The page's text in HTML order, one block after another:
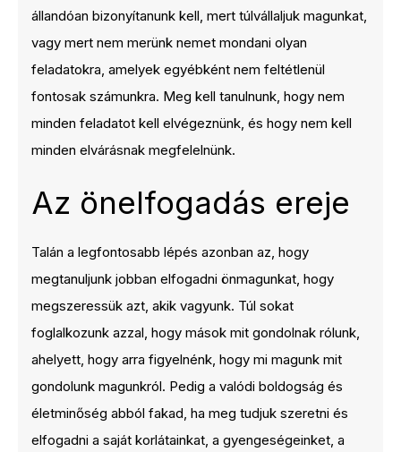
állandóan bizonyítanunk kell, mert túlvállaljuk magunkat,
vagy mert nem merünk nemet mondani olyan
feladatokra, amelyek egyébként nem feltétlenül
fontosak számunkra. Meg kell tanulnunk, hogy nem
minden feladatot kell elvégeznünk, és hogy nem kell
minden elvárásnak megfelelnünk.
Az önelfogadás ereje
Talán a legfontosabb lépés azonban az, hogy
megtanuljunk jobban elfogadni önmagunkat, hogy
megszeressük azt, akik vagyunk. Túl sokat
foglalkozunk azzal, hogy mások mit gondolnak rólunk,
ahelyett, hogy arra figyelnénk, hogy mi magunk mit
gondolunk magunkról. Pedig a valódi boldogság és
életminőség abból fakad, ha meg tudjuk szeretni és
elfogadni a saját korlátainkat, a gyengeségeinket, a